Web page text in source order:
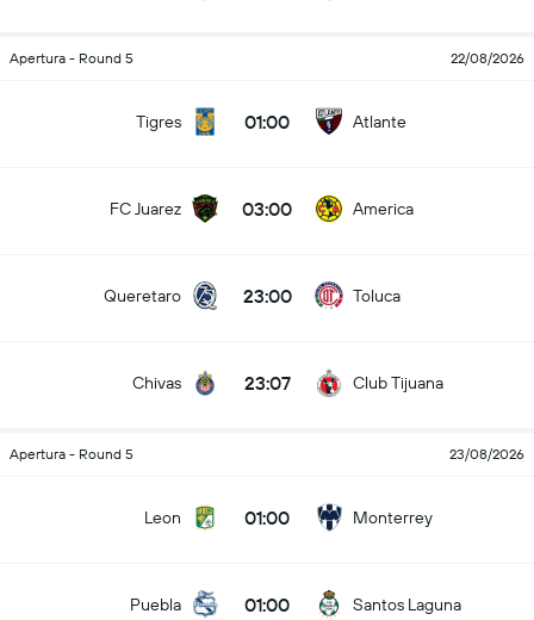
Apertura - Round 5 22/08/2026
Tigres 01:00 Atlante
FC Juarez 03:00 America
Queretaro 23:00 Toluca
Chivas 23:07 Club Tijuana
Apertura - Round 5 23/08/2026
Leon 01:00 Monterrey
Puebla 01:00 Santos Laguna